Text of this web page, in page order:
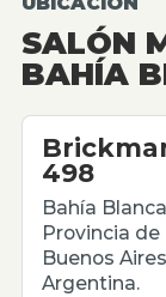
SALÓN
BAHÍA
498
Bahía
Provincia de
Buenos
Argentina.